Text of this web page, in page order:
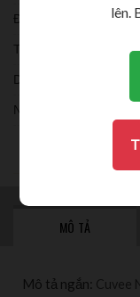
Đóng chai:
Thời gian ủ:
Dung tích:
Nồng độ:
MÔ TẢ
Mô tả ngắn: Cuvee
lên.